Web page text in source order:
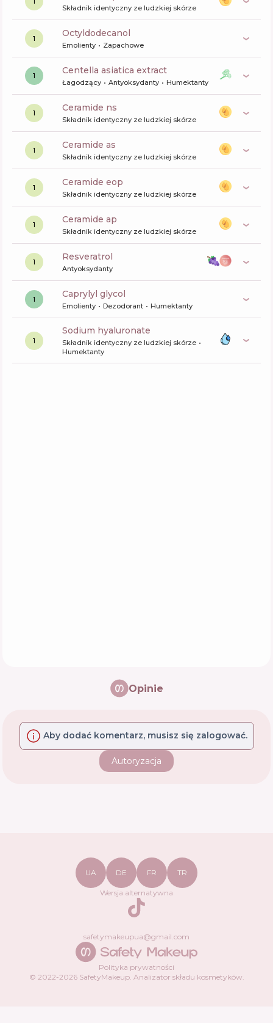
Składnik identyczny ze ludzkiej skórze
1 octyldodecanol
Emolienty Zapachowe
1 centella asiatica extract
Łagodzący Antyoksydanty Humektanty
1 ceramide ns
Składnik identyczny ze ludzkiej skórze
1 ceramide as
Składnik identyczny ze ludzkiej skórze
1 ceramide eop
Składnik identyczny ze ludzkiej skórze
1 ceramide ap
Składnik identyczny ze ludzkiej skórze
1 resveratrol
Antyoksydanty
1 caprylyl glycol
Emolienty Dezodorant Humektanty
1
sodium hyaluronate
Składnik identyczny ze ludzkiej skórze
Humektanty
Opinie
Aby dodać komentarz, musisz się zalogować.
Autoryzacja
Polityka prywatności
© 2022-2026SafetyMakeup. Analizator składu kosmetyków.
UA DE FR TR
Wersja alternatywna
TikTok
safetymakeupua@gmail.com